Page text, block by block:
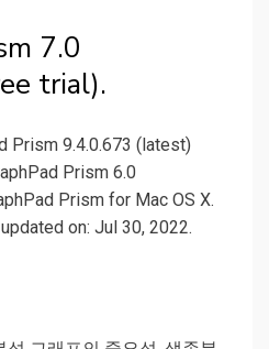
7.0
trial).
Prism 9.4.0.673 (latest)
Prism 6.0
Prism for Mac OS X.
on: Jul 30, 2022.